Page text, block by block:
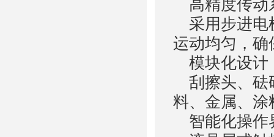
高精度传动
采用步进电
运动均匀，确
模块化设计
刮擦头、砝
料、金属、涂
智能化操作